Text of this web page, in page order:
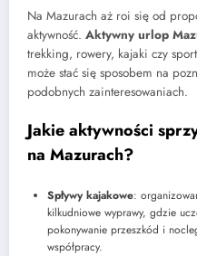
Na Mazurach aż roi się od
aktywność. Aktywny urlop
trekking, rowery, kajaki czy
może stać się sposobem na
podobnych zainteresowaniach.
Jakie aktywności
na Mazurach?
Spływy kajakowe:
kilkudniowe wyprawy, gdzie
pokonywanie przeszkód i
współpracy.